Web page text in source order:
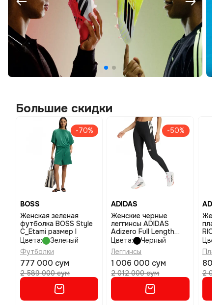
Большие скидки
-70%
BOSS
Женская зеленая
футболка BOSS Style
C_Etami размер l
Цвета:
Зеленый
Футболки
777 000 сум
2 589 000 сум
-50%
ADIDAS
Женские черные
леггинсы ADIDAS
Adizero Full Length
размер s
Цвета:
Черный
Леггинсы
1 006 000 сум
2 012 000 сум
RIO
805
2